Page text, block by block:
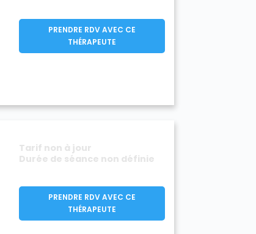
PRENDRE RDV AVEC CE
THÉRAPEUTE
Tarif non à jour
Durée de séance non définie
PRENDRE RDV AVEC CE
THÉRAPEUTE